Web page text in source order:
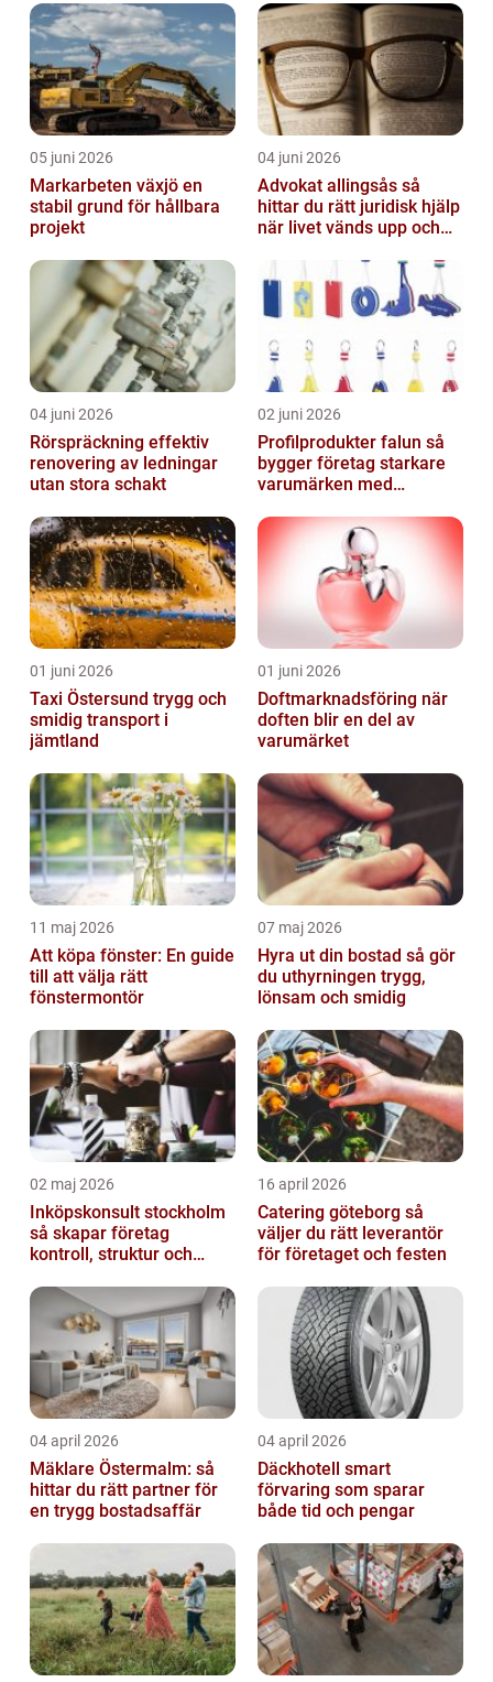
05 juni 2026
Markarbeten växjö en
stabil grund för hållbara
projekt
04 juni 2026
Advokat allingsås så
hittar du rätt juridisk hjälp
när livet vänds upp och
04 juni 2026
Rörspräckning effektiv
renovering av ledningar
utan stora schakt
02 juni 2026
Profilprodukter falun så
bygger företag starkare
varumärken med
01 juni 2026
Taxi Östersund trygg och
smidig transport i
jämtland
01 juni 2026
Doftmarknadsföring när
doften blir en del av
varumärket
11 maj 2026
Att köpa fönster: En guide
till att välja rätt
fönstermontör
07 maj 2026
Hyra ut din bostad så gör
du uthyrningen trygg,
lönsam och smidig
02 maj 2026
Inköpskonsult stockholm
så skapar företag
kontroll, struktur och
16 april 2026
Catering göteborg så
väljer du rätt leverantör
för företaget och festen
04 april 2026
Mäklare Östermalm: så
hittar du rätt partner för
en trygg bostadsaffär
04 april 2026
Däckhotell smart
förvaring som sparar
både tid och pengar